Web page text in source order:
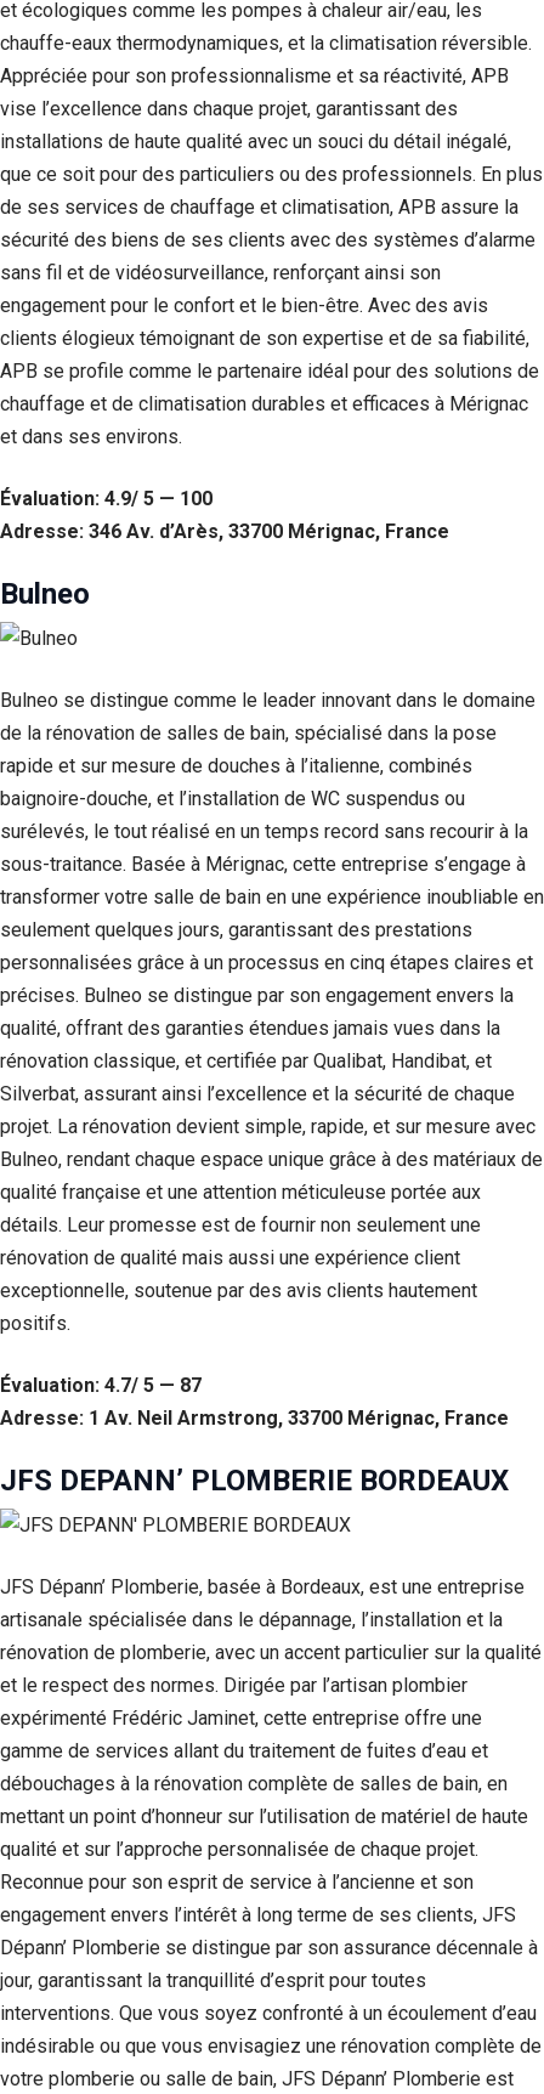
et écologiques comme les pompes à chaleur air/eau, les
chauffe-eaux thermodynamiques, et la climatisation réversible.
Appréciée pour son professionnalisme et sa réactivité, APB
vise l’excellence dans chaque projet, garantissant des
installations de haute qualité avec un souci du détail inégalé,
que ce soit pour des particuliers ou des professionnels. En plus
de ses services de chauffage et climatisation, APB assure la
sécurité des biens de ses clients avec des systèmes d’alarme
sans fil et de vidéosurveillance, renforçant ainsi son
engagement pour le confort et le bien-être. Avec des avis
clients élogieux témoignant de son expertise et de sa fiabilité,
APB se profile comme le partenaire idéal pour des solutions de
chauffage et de climatisation durables et efficaces à Mérignac
et dans ses environs.
Évaluation: 4.9/ 5 — 100
Adresse: 346 Av. d’Arès, 33700 Mérignac, France
Bulneo
Bulneo se distingue comme le leader innovant dans le domaine
de la rénovation de salles de bain, spécialisé dans la pose
rapide et sur mesure de douches à l’italienne, combinés
baignoire-douche, et l’installation de WC suspendus ou
surélevés, le tout réalisé en un temps record sans recourir à la
sous-traitance. Basée à Mérignac, cette entreprise s’engage à
transformer votre salle de bain en une expérience inoubliable en
seulement quelques jours, garantissant des prestations
personnalisées grâce à un processus en cinq étapes claires et
précises. Bulneo se distingue par son engagement envers la
qualité, offrant des garanties étendues jamais vues dans la
rénovation classique, et certifiée par Qualibat, Handibat, et
Silverbat, assurant ainsi l’excellence et la sécurité de chaque
projet. La rénovation devient simple, rapide, et sur mesure avec
Bulneo, rendant chaque espace unique grâce à des matériaux de
qualité française et une attention méticuleuse portée aux
détails. Leur promesse est de fournir non seulement une
rénovation de qualité mais aussi une expérience client
exceptionnelle, soutenue par des avis clients hautement
positifs.
Évaluation: 4.7/ 5 — 87
Adresse: 1 Av. Neil Armstrong, 33700 Mérignac, France
JFS DEPANN’ PLOMBERIE BORDEAUX
JFS Dépann’ Plomberie, basée à Bordeaux, est une entreprise
artisanale spécialisée dans le dépannage, l’installation et la
rénovation de plomberie, avec un accent particulier sur la qualité
et le respect des normes. Dirigée par l’artisan plombier
expérimenté Frédéric Jaminet, cette entreprise offre une
gamme de services allant du traitement de fuites d’eau et
débouchages à la rénovation complète de salles de bain, en
mettant un point d’honneur sur l’utilisation de matériel de haute
qualité et sur l’approche personnalisée de chaque projet.
Reconnue pour son esprit de service à l’ancienne et son
engagement envers l’intérêt à long terme de ses clients, JFS
Dépann’ Plomberie se distingue par son assurance décennale à
jour, garantissant la tranquillité d’esprit pour toutes
interventions. Que vous soyez confronté à un écoulement d’eau
indésirable ou que vous envisagiez une rénovation complète de
votre plomberie ou salle de bain, JFS Dépann’ Plomberie est